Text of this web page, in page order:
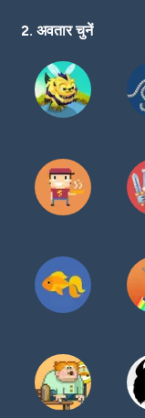
2. अवतार चुनें